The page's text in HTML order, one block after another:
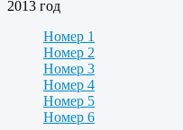
2013 год
Номер 1
Номер 2
Номер 3
Номер 4
Номер 5
Номер 6